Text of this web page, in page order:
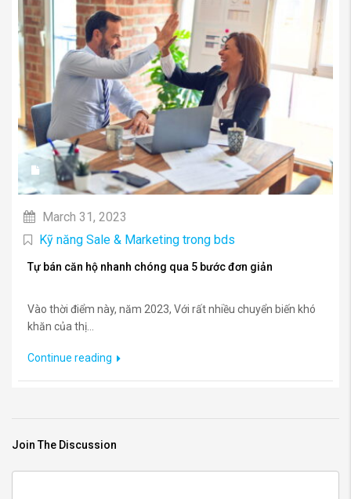
March 31, 2023
Kỹ năng Sale & Marketing trong bds
Tự bán căn hộ nhanh chóng qua 5 bước đơn giản
Vào thời điểm này, năm 2023, Với rất nhiều chuyển biến khó
khăn của thị...
Continue reading
Join The Discussion